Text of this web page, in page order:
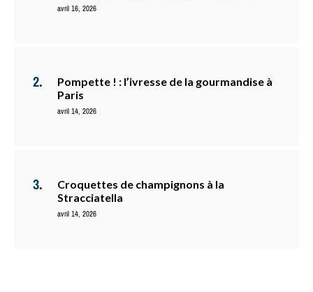
avril 16, 2026
Pompette ! : l’ivresse de la gourmandise à
Paris
avril 14, 2026
Croquettes de champignons à la
Stracciatella
avril 14, 2026